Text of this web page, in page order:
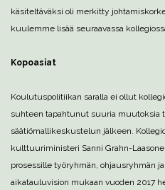
käsiteltäväksi oli merkitty
kuulemme lisää seuraavassa
Kopoasiat
Koulutuspolitiikan saralla ei ollut
suhteen tapahtunut suuria muutoksia
säätiömallikeskustelun jälkeen.
kulttuuriministeri Sanni Grahn-
prosessille työryhmän, ohjausryhmän
aikatauluvision mukaan vuoden 2017